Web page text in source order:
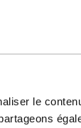
le